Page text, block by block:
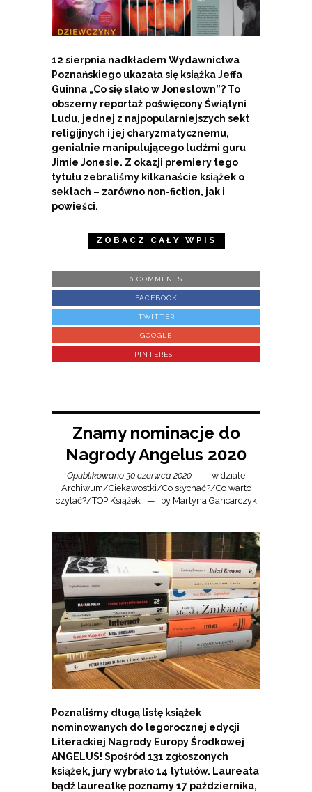
12 sierpnia nadkładem Wydawnictwa
Poznańskiego ukazała się książka Jeffa
Guinna „Co się stało w Jonestown”? To
obszerny reportaż poświęcony Świątyni
Ludu, jednej z najpopularniejszych sekt
religijnych i jej charyzmatycznemu,
genialnie manipulującego ludźmi guru
Jimie Jonesie. Z okazji premiery tego
tytułu zebraliśmy kilkanaście książek o
sektach – zarówno non-fiction, jak i
powieści.
ZOBACZ CAŁY WPIS
0 COMMENTS
FACEBOOK
TWITTER
GOOGLE
PINTEREST
Znamy nominacje do
Nagrody Angelus 2020
Opublikowano 30 czerwca 2020
w dziale
Archiwum/Ciekawostki/Co słychać?/Co warto
czytać?/TOP Książek by Martyna Gancarczyk
Poznaliśmy długą listę książek
nominowanych do tegorocznej edycji
Literackiej Nagrody Europy Środkowej
ANGELUS! Spośród 131 zgłoszonych
książek, jury wybrało 14 tytułów. Laureata
bądź laureatkę poznamy 17 października,